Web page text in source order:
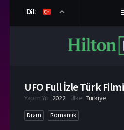
Dil:
UFO Full İzle Türk Filmi
Yapım Yılı 2022 Ülke Türkiye
Dram Romantik